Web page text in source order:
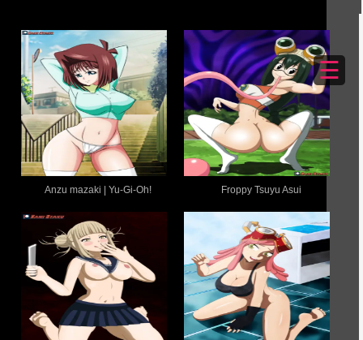
☰
Anzu mazaki | Yu-Gi-Oh! Froppy Tsuyu Asui